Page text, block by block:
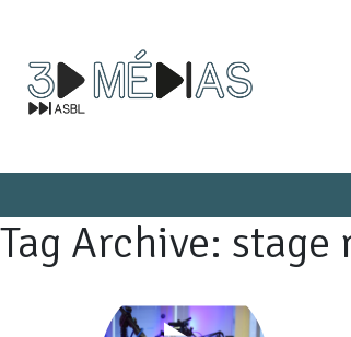
Tag Archive: stage